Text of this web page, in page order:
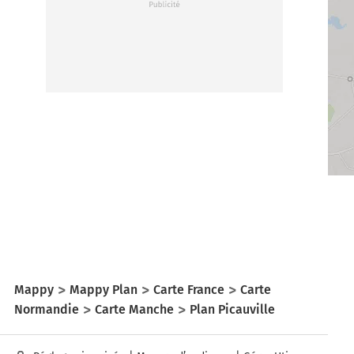
Mappy Mappy Plan Carte France
Carte
Normandie
Carte Manche Plan Picauville